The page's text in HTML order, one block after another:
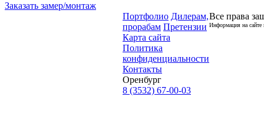
Заказать замер/монтаж
Портфолио Дилерам,
прорабам Претензии
Карта сайта
Политика
конфиденциальности
Контакты
Оренбург
8 (3532) 67-00-03
Все права
Информация на сайте